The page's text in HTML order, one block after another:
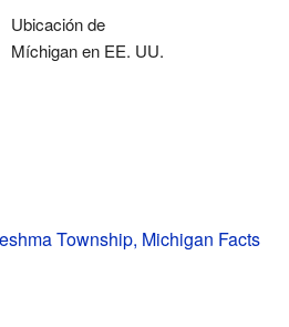
Ubicación de
Míchigan en EE. UU.
Township, Michigan Facts